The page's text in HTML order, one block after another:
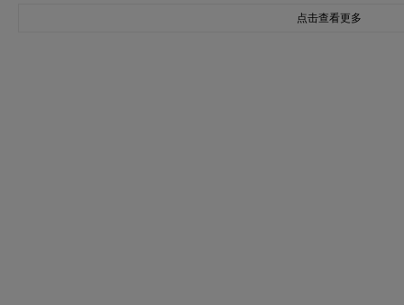
点击查看更多